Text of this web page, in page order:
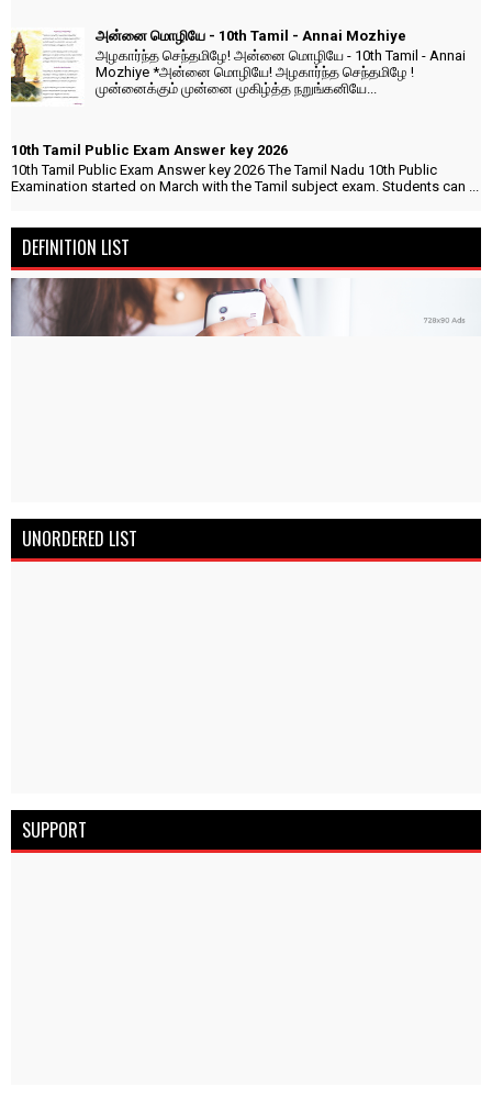
அன்னை மொழியே - 10th Tamil - Annai Mozhiye
அழகார்ந்த செந்தமிழே! அன்னை மொழியே - 10th Tamil - Annai
Mozhiye *அன்னை மொழியே! அழகார்ந்த செந்தமிழே !
முன்னைக்கும் முன்னை முகிழ்த்த நறுங்கனியே...
10th Tamil Public Exam Answer key 2026
10th Tamil Public Exam Answer key 2026 The Tamil Nadu 10th Public
Examination started on March with the Tamil subject exam. Students can ...
DEFINITION LIST
UNORDERED LIST
SUPPORT